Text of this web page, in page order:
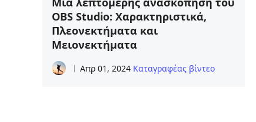
OBS Studio: Χαρακτηριστικά,
Πλεονεκτήματα και
Μειονεκτήματα
Απρ 01, 2024 Καταγραφέας βίντεο